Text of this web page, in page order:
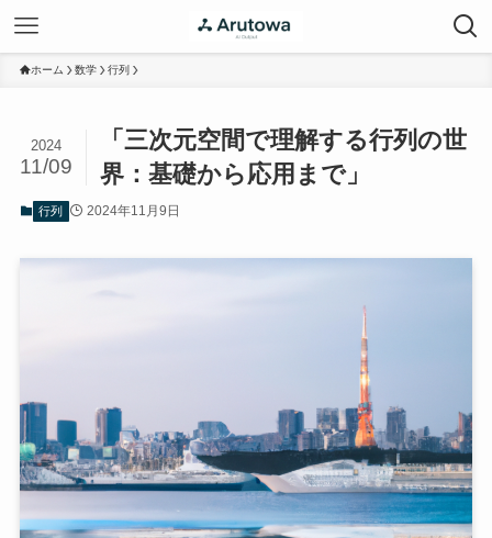
ホーム 数学 行列
「三次元空間で理解する行列の世
界：基礎から応用まで」
2024
11/09
行列 2024年11月9日